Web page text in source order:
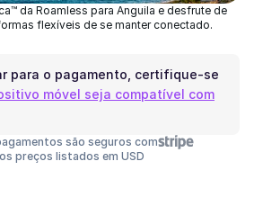
da Roamless para Anguila e desfrute de
flexíveis de se manter conectado.
para o pagamento, certifique-se
móvel seja compatível com
são seguros com
preços listados em USD